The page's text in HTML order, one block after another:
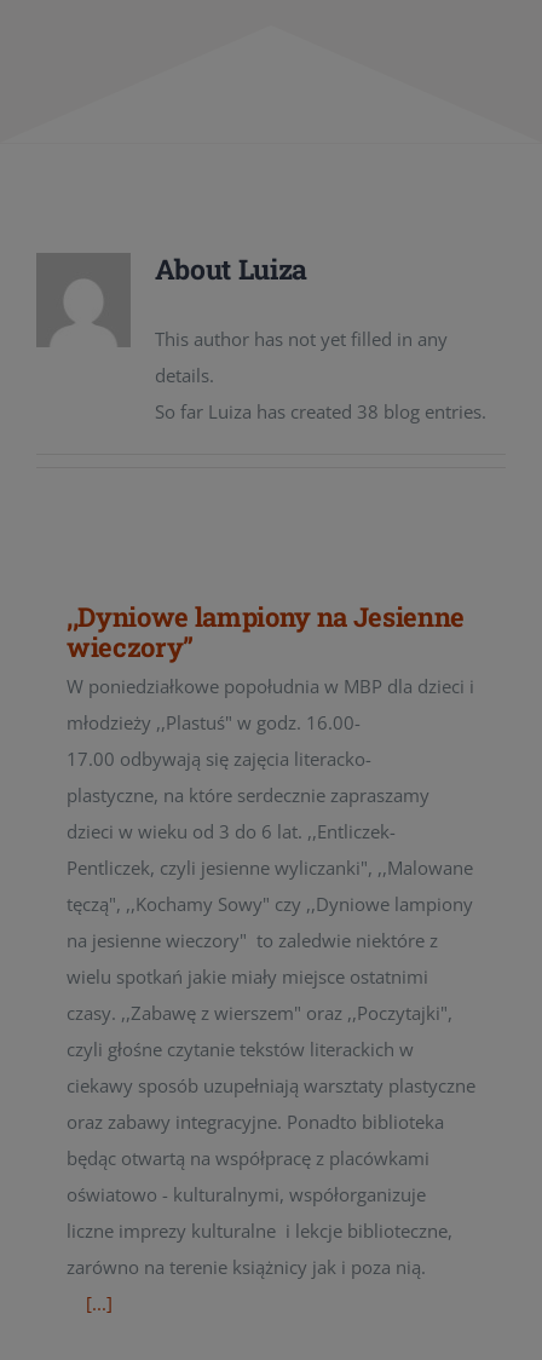
About Luiza
This author has not yet filled in any
details.
So far Luiza has created 38 blog entries.
,,Dyniowe lampiony na Jesienne
wieczory”
W poniedziałkowe popołudnia w MBP dla dzieci i
młodzieży ,,Plastuś" w godz. 16.00-
17.00 odbywają się zajęcia literacko-
plastyczne, na które serdecznie zapraszamy
dzieci w wieku od 3 do 6 lat. ,,Entliczek-
Pentliczek, czyli jesienne wyliczanki", ,,Malowane
tęczą", ,,Kochamy Sowy" czy ,,Dyniowe lampiony
na jesienne wieczory" to zaledwie niektóre z
wielu spotkań jakie miały miejsce ostatnimi
czasy. ,,Zabawę z wierszem" oraz ,,Poczytajki",
czyli głośne czytanie tekstów literackich w
ciekawy sposób uzupełniają warsztaty plastyczne
oraz zabawy integracyjne. Ponadto biblioteka
będąc otwartą na współpracę z placówkami
oświatowo - kulturalnymi, współorganizuje
liczne imprezy kulturalne i lekcje biblioteczne,
zarówno na terenie książnicy jak i poza nią.
[...]